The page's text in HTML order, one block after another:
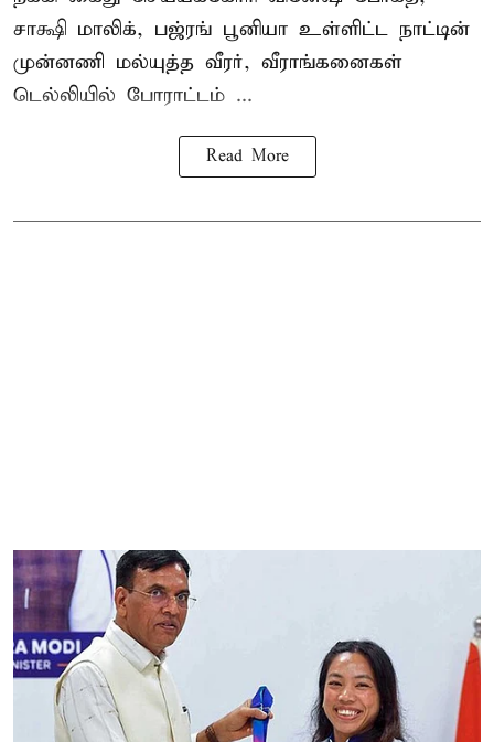
சாக்ஷி மாலிக், பஜ்ரங் பூனியா உள்ளிட்ட நாட்டின்
முன்னணி மல்யுத்த வீரர், வீராங்கனைகள்
டெல்லியில் போராட்டம் ...
Read More